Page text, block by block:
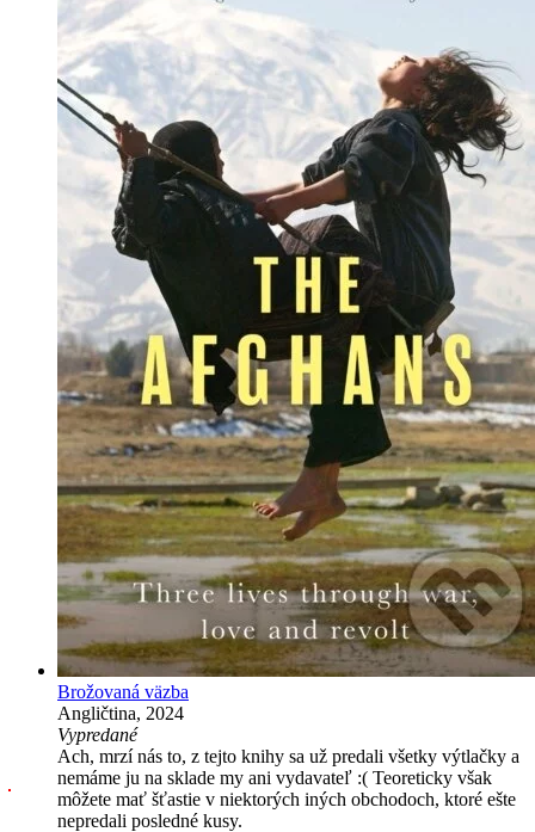
Brožovaná väzba
Angličtina, 2024
Vypredané
Ach, mrzí nás to, z tejto knihy sa už predali všetky výtlačky a
nemáme ju na sklade my ani vydavateľ :( Teoreticky však
môžete mať šťastie v niektorých iných obchodoch, ktoré ešte
nepredali posledné kusy.